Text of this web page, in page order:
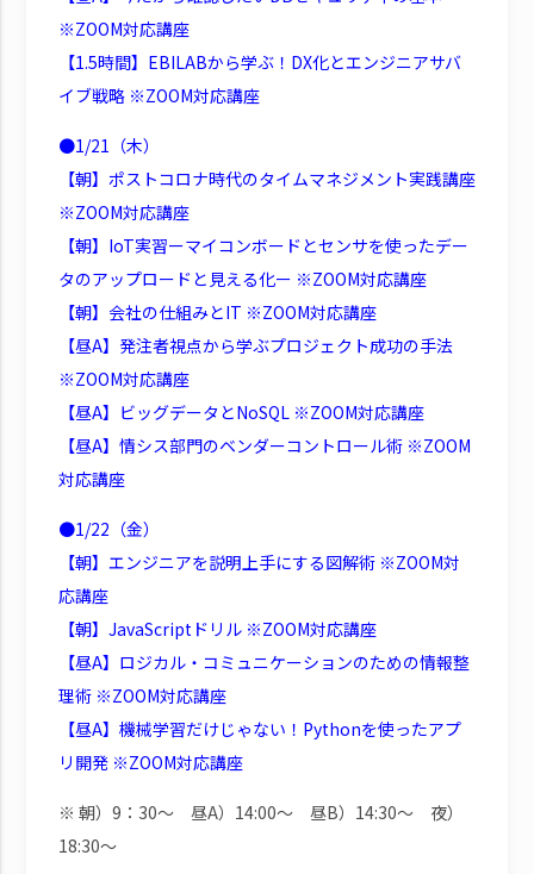
※ZOOM対応講座
【1.5時間】EBILABから学ぶ！DX化とエンジニアサバ
イブ戦略 ※ZOOM対応講座
●1/21（木）
【朝】ポストコロナ時代のタイムマネジメント実践講座
※ZOOM対応講座
【朝】IoT実習ーマイコンボードとセンサを使ったデー
タのアップロードと見える化ー ※ZOOM対応講座
【朝】会社の仕組みとIT ※ZOOM対応講座
【昼A】発注者視点から学ぶプロジェクト成功の手法
※ZOOM対応講座
【昼A】ビッグデータとNoSQL ※ZOOM対応講座
【昼A】情シス部門のベンダーコントロール術 ※ZOOM
対応講座
●1/22（金）
【朝】エンジニアを説明上手にする図解術 ※ZOOM対
応講座
【朝】JavaScriptドリル ※ZOOM対応講座
【昼A】ロジカル・コミュニケーションのための情報整
理術 ※ZOOM対応講座
【昼A】機械学習だけじゃない！Pythonを使ったアプ
リ開発 ※ZOOM対応講座
※ 朝）9：30～ 昼A）14:00～ 昼B）14:30～ 夜）
18:30～